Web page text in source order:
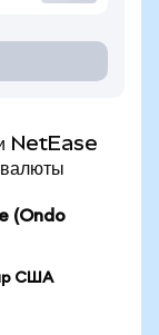
NetEase
(Ondo
США